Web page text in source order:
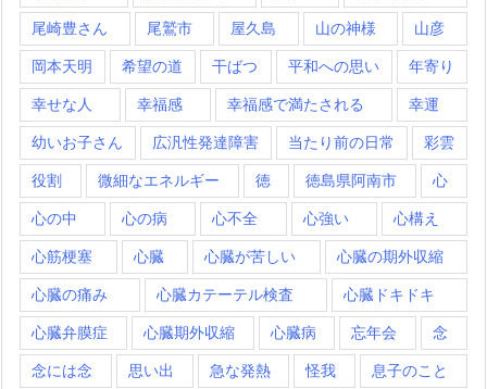
尾崎豊さん 尾鷲市 屋久島 山の神様 山彦
岡本天明 希望の道 干ばつ 平和への思い 年寄り
幸せな人 幸福感 幸福感で満たされる 幸運
幼いお子さん 広汎性発達障害 当たり前の日常 彩雲
役割 微細なエネルギー 徳 徳島県阿南市 心
心の中 心の病 心不全 心強い 心構え
心筋梗塞 心臓 心臓が苦しい 心臓の期外収縮
心臓の痛み 心臓カテーテル検査 心臓ドキドキ
心臓弁膜症 心臓期外収縮 心臓病 忘年会 念
念には念 思い出 急な発熱 怪我 息子のこと